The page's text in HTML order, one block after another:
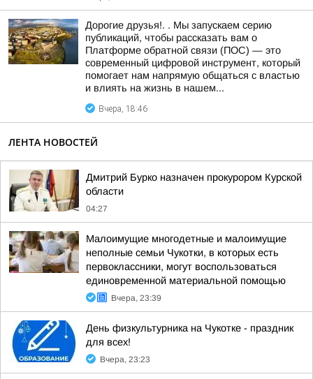
Дорогие друзья!. . Мы запускаем серию
публикаций, чтобы рассказать вам о
Платформе обратной связи (ПОС) — это
современный цифровой инструмент, который
помогает нам напрямую общаться с властью
и влиять на жизнь в нашем...
Вчера, 18:46
ЛЕНТА НОВОСТЕЙ
Дмитрий Бурко назначен прокурором Курской
области
04:27
Малоимущие многодетные и малоимущие
неполные семьи Чукотки, в которых есть
первоклассники, могут воспользоваться
единовременной материальной помощью
Вчера, 23:39
День физкультурника на Чукотке - праздник
для всех!
Вчера, 23:23